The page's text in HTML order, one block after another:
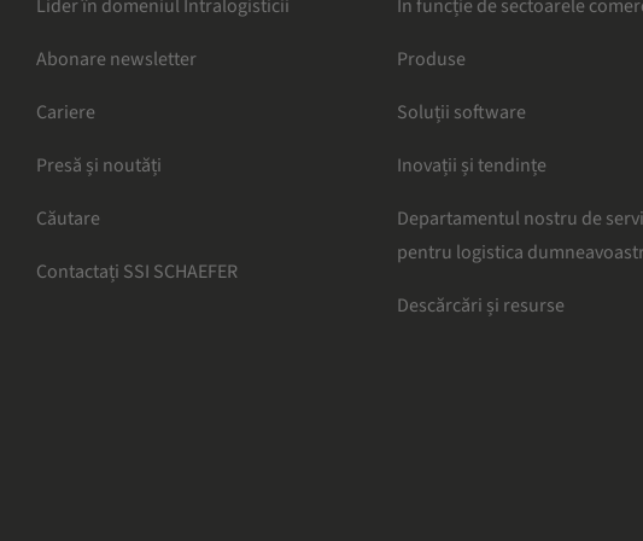
Lider în domeniul Intralogisticii
Abonare newsletter
Cariere
Presă și noutăți
Căutare
Contactați SSI SCHAEFER
În funcție de sectoarele
Produse
Soluții software
Inovații și tendințe
Departamentul nostru de
pentru logistica
Descărcări și resurse